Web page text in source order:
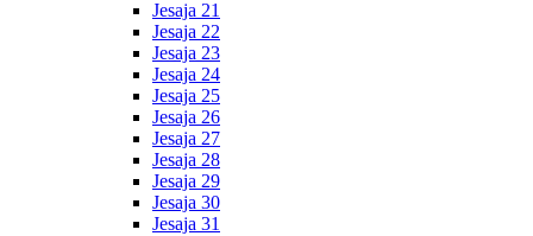
Jesaja 21
Jesaja 22
Jesaja 23
Jesaja 24
Jesaja 25
Jesaja 26
Jesaja 27
Jesaja 28
Jesaja 29
Jesaja 30
Jesaja 31